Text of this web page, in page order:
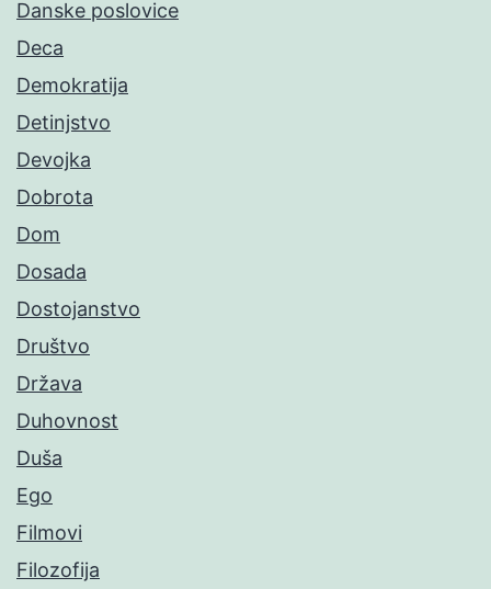
Danske poslovice
Deca
Demokratija
Detinjstvo
Devojka
Dobrota
Dom
Dosada
Dostojanstvo
Društvo
Država
Duhovnost
Duša
Ego
Filmovi
Filozofija